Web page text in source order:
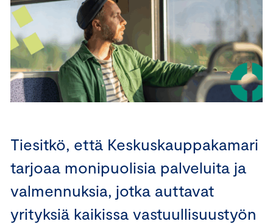
Tiesitkö, että Keskuskauppakamari
tarjoaa monipuolisia palveluita ja
valmennuksia, jotka auttavat
yrityksiä kaikissa vastuullisuustyön